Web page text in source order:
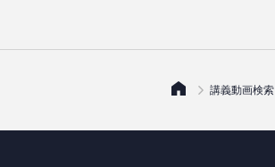
講義動画検索